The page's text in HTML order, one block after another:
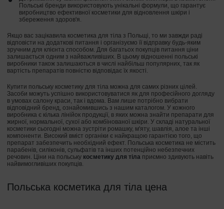
Польські бренди використовують унікальні формули, що гарантує
виробництво ефективної косметики для відновлення шкіри і
збереження здоров'я.
Якщо вас зацікавила косметика для тіла з Польщі, то ми завжди раді
відповісти на додаткові питання і організуємо її відправку будь-яким
зручним для клієнта способом. Для багатьох покупців питання ціни
залишається одним з найважливіших. В цьому відношенні польські
виробники також залишаються в числі найбільш популярних, так як
вартість препаратів повністю відповідає їх якості.
Купити польську косметику для тіла можна для самих різних цілей.
Засоби можуть успішно використовуватися як для професійного догляду
в умовах салону краси, так і вдома. Вам лише потрібно вибрати
відповідний бренд, ознайомившись з нашим каталогом. У кожного
виробника є кілька лінійок продукції, в яких можна знайти препарати для
жирної, нормальної, сухої або комбінованої шкіри. У складі натуральної
косметики сьогодні можна зустріти ромашку, м'яту, шавлія, алое та інші
компоненти. Високий вміст органіки є найкращою гарантією того, що
препарат забезпечить необхідний ефект. Польська косметика не містить
парабенів, силіконів, сульфатів та інших потенційно небезпечних
речовин. Ціни на польську косметику для тіла приємно здивують навіть
найвимогливіших покупців.
Польська косметика для тіла цена